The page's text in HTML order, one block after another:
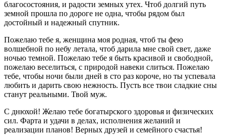
благосостояния, и радости земных утех. Чтоб долгий путь
земной прошла по дороге не одна, чтобы рядом был
достойный и надежный спутник.
Пожелаю тебе я, женщина моя родная, чтоб ты фею
волшебной по небу летала, чтоб дарила мне свой свет, даже
ночью темной. Пожелаю тебе я быть красивой и свободной,
пожелаю веселиться, с природой навеки слиться. Пожелаю
тебе, чтобы ночи были дней в сто раз короче, но ты успевала
любить и дарить свою нежность. Пусть все твои сладкие сны
станут реальными. Твой муж.
С днюхой! Желаю тебе богатырского здоровья и физических
сил. Фарта и удачи в делах, исполнения желаний и
реализации планов! Верных друзей и семейного счастья!